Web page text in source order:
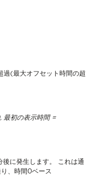
過(最大オフセット時間の超
初の表示時間 =
に発生します。 これは通
、時間0ベース